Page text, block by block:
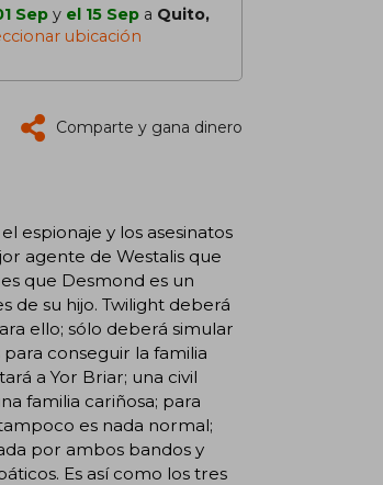
Sep y el 15 Sep a Quito,
ubicación
Comparte y gana dinero
espionaje y los asesinatos
agente de Westalis que
que Desmond es un
de su hijo. Twilight deberá
ello; sólo deberá simular
conseguir la familia
a Yor Briar; una civil
familia cariñosa; para
es nada normal;
por ambos bandos y
Es así como los tres